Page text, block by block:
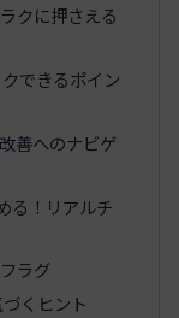
クに押さえる
できるポイン
善へのナビゲ
る！リアルチ
ラグ
くヒント